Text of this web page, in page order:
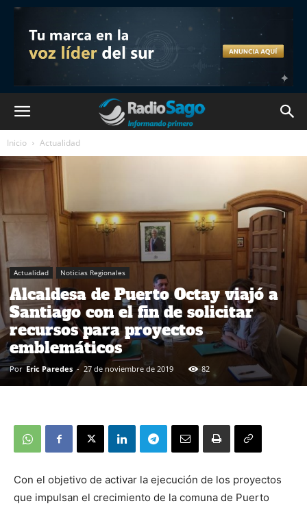
Inicio Actualidad
Actualidad Noticias Regionales
Alcaldesa de Puerto Octay viajó a
Santiago con el fin de solicitar
recursos para proyectos
emblemáticos
Por Eric Paredes - 27 de noviembre de 2019 82
Con el objetivo de activar la ejecución de los proyectos
que impulsan el crecimiento de la comuna de Puerto